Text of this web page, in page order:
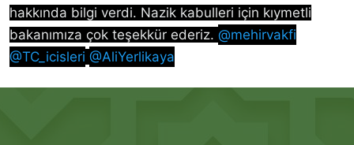
hakkında bilgi verdi. Nazik kabulleri için kıymetli
bakanımıza çok teşekkür ederiz. @mehirvakfi
@TC_icisleri @AliYerlikaya